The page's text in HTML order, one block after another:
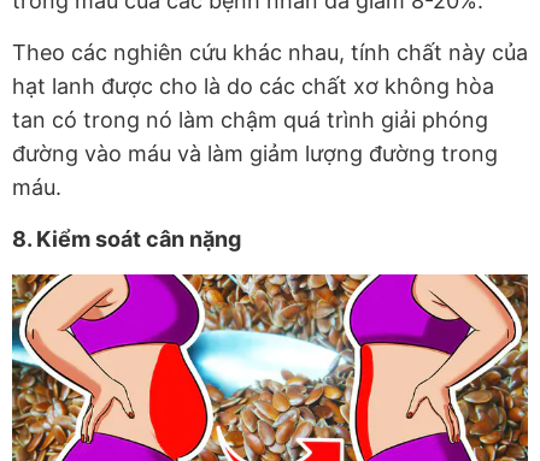
Theo các nghiên cứu khác nhau, tính chất này của
hạt lanh được cho là do các chất xơ không hòa
tan có trong nó làm chậm quá trình giải phóng
đường vào máu và làm giảm lượng đường trong
máu.
8. Kiểm soát cân nặng